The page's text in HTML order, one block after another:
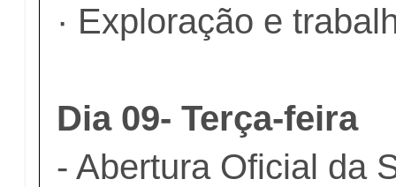
· Exploração e
Dia 09- Terça-feira
- Abertura Oficial da